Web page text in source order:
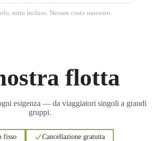
tutto incluso. Nessun costo nascosto.
flotta
esigenza — da viaggiatori singoli a grandi
gruppi.
fisso Cancellazione gratuita